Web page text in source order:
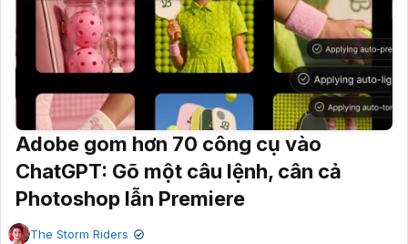
Adobe gom hơn 70 công cụ vào
ChatGPT: Gõ một câu lệnh, cân cả
Photoshop lẫn Premiere
The Storm Riders ✔